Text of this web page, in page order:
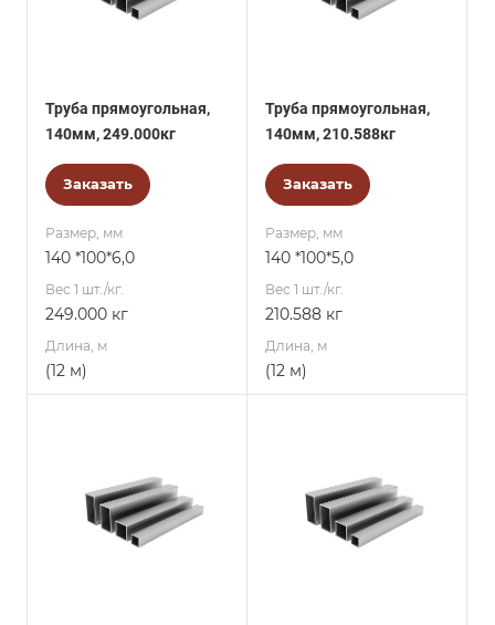
Труба прямоугольная,
140мм, 249.000кг
Заказать
Размер, мм
140 *100*6,0
Вес 1 шт./кг.
249.000 кг
Длина, м
(12 м)
Труба прямоугольная,
140мм, 210.588кг
Заказать
Размер, мм
140 *100*5,0
Вес 1 шт./кг.
210.588 кг
Длина, м
(12 м)